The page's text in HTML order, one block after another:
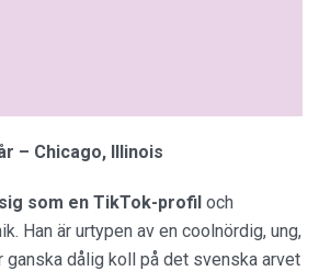
– Chicago, Illinois
som en TikTok-profil och
Han är urtypen av en coolnördig, ung,
ganska dålig koll på det svenska arvet